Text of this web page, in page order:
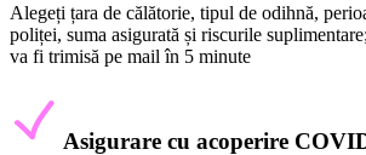
Alegeți țara de călătorie, tipul de odihnă,
poliței, suma asigurată și riscurile
va fi trimisă pe mail în 5 minute
Asigurare cu acoperire